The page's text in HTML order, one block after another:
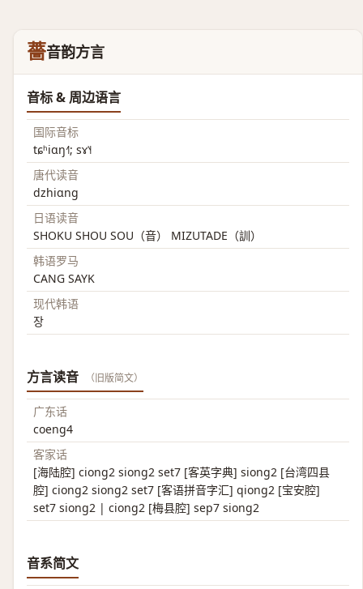
薔音韵方言
音标 & 周边语言
国际音标
tɕʰiɑŋ˧˥; sɤ˥˧
唐代读音
dzhiɑng
日语读音
SHOKU SHOU SOU（音） MIZUTADE（訓）
韩语罗马
CANG SAYK
现代韩语
장
方言读音 （旧版简文）
广东话
coeng4
客家话
[海陆腔] ciong2 siong2 set7 [客英字典] siong2 [台湾四县
腔] ciong2 siong2 set7 [客语拼音字汇] qiong2 [宝安腔]
set7 siong2 | ciong2 [梅县腔] sep7 siong2
音系简文